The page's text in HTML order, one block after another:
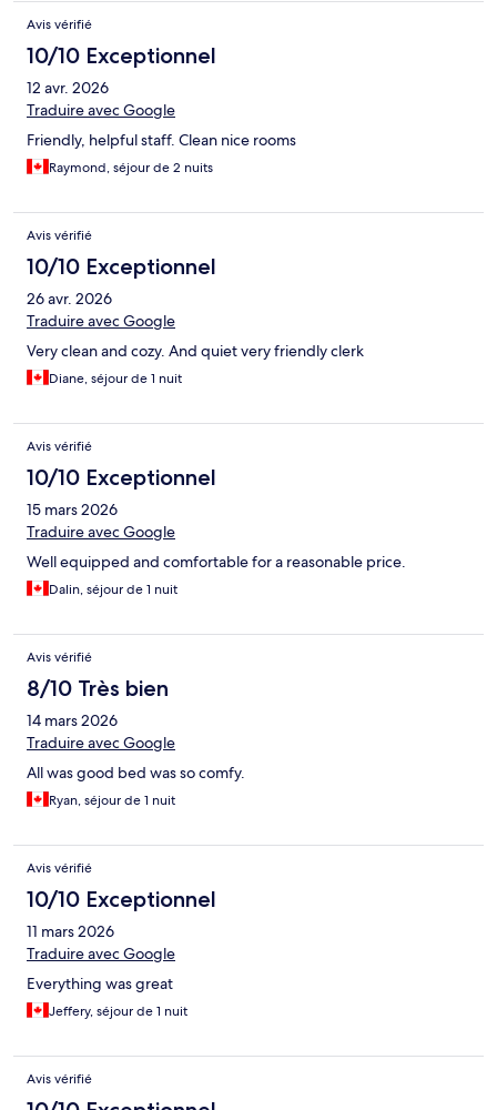
Avis vérifié
10/10 Exceptionnel
12 avr. 2026
Traduire avec Google
Friendly, helpful staff. Clean nice rooms
Raymond, séjour de 2 nuits
Avis vérifié
10/10 Exceptionnel
26 avr. 2026
Traduire avec Google
Very clean and cozy. And quiet very friendly clerk
Diane, séjour de 1 nuit
Avis vérifié
10/10 Exceptionnel
15 mars 2026
Traduire avec Google
Well equipped and comfortable for a reasonable price.
Dalin, séjour de 1 nuit
Avis vérifié
8/10 Très bien
14 mars 2026
Traduire avec Google
All was good bed was so comfy.
Ryan, séjour de 1 nuit
Avis vérifié
10/10 Exceptionnel
11 mars 2026
Traduire avec Google
Everything was great
Jeffery, séjour de 1 nuit
Avis vérifié